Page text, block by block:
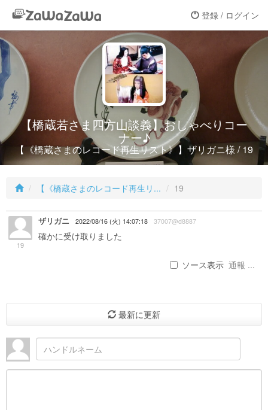
登録 / ログイン
【橋蔵若さま四方山談義】おしゃべりコー
ナー♪
【《橋蔵さまのレコード再生リスト》】ザリガニ様 / 19
【《橋蔵さまのレコード再生リ... 19
19
ザリガニ 2022/08/16 (火) 14:07:18 37007@d8887
確かに受け取りました
ソース表示 通報 ...
最新に更新